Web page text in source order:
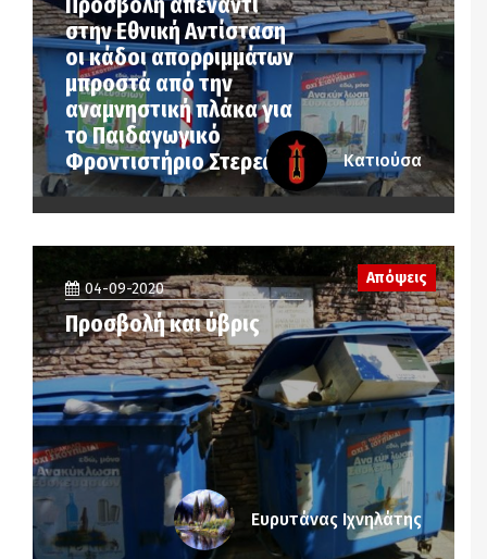
στην Εθνική Αντίσταση
οι κάδοι απορριμμάτων
μπροστά από την
αναμνηστική πλάκα για
το Παιδαγωγικό
Φροντιστήριο Στερεάς
Κατιούσα
04-09-2020
Προσβολή και ύβρις
Απόψεις
Ευρυτάνας Ιχνηλάτης